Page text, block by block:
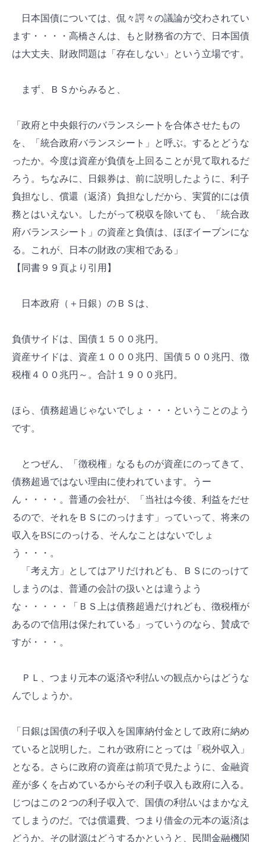
日本国債については、侃々諤々の議論が交わされてい
ます・・・・高橋さんは、もと財務省の方で、日本国債
は大丈夫、財政問題は「存在しない」という立場です。
まず、ＢＳからみると、
「政府と中央銀行のバランスシートを合体させたもの
を、「統合政府バランスシート」と呼ぶ。するとどうな
ったか。今度は資産が負債を上回ることが見て取れるだ
ろう。ちなみに、日銀券は、前に説明したように、利子
負担なし、償還（返済）負担なしだから、実質的には債
務とはいえない。したがって税収を除いても、「統合政
府バランスシート」の資産と負債は、ほぼイーブンにな
る。これが、日本の財政の実相である」
【同書９９頁より引用】
日本政府（＋日銀）のＢＳは、
負債サイドは、国債１５００兆円。
資産サイドは、資産１０００兆円、国債５００兆円、徴
税権４００兆円～。合計１９００兆円。
ほら、債務超過じゃないでしょ・・・ということのよう
です。
とつぜん、「徴税権」なるものが資産にのってきて、
債務超過ではない理由に使われています。うー
ん・・・・。普通の会社が、「当社は今後、利益をだせ
るので、それをＢＳにのっけます」っていって、将来の
収入をBSにのっける、そんなことはないでしょ
う・・・。
「考え方」としてはアリだけれども、ＢＳにのっけて
しまうのは、普通の会計の扱いとは違うよう
な・・・・・「ＢＳ上は債務超過だけれども、徴税権が
あるので信用は保たれている」っていうのなら、賛成で
すが・・・。
ＰＬ、つまり元本の返済や利払いの観点からはどうな
んでしょうか。
「日銀は国債の利子収入を国庫納付金として政府に納め
ていると説明した。これが政府にとっては「税外収入」
となる。さらに政府の資産は前項で見たように、金融資
産が多くを占めているからその利子収入も政府に入る。
じつはこの２つの利子収入で、国債の利払いはまかなえ
てしまうのだ。では償還費、つまり借金の元本の返済は
どうか。その財源はどうするかというと、民間金融機関